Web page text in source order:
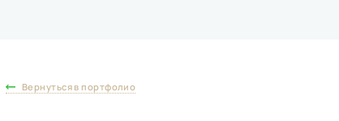
Вернуться в портфолио